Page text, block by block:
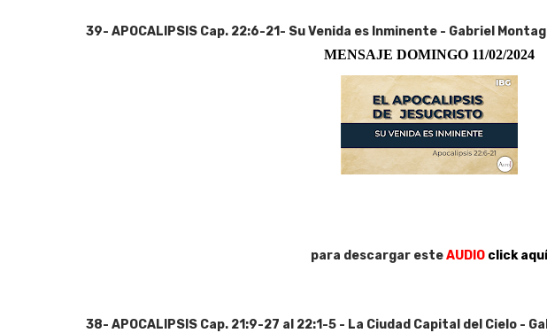
39- APOCALIPSIS Cap. 22:6-21- Su Venida es Inminente - Gabriel
MENSAJE DOMINGO 11/02/2024
para descargar esteAUDIO click aquí
38- APOCALIPSIS Cap. 21:9-27 al 22:1-5 - La Ciudad Capital del Cielo -